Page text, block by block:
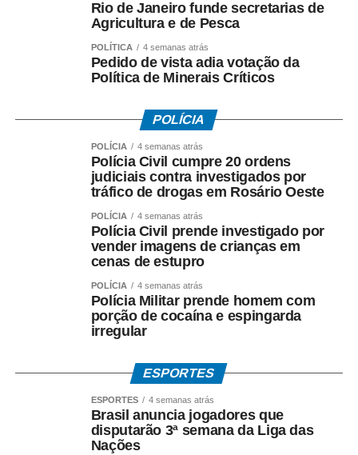
stories da Prefeitura a partir das 0h de sexta-feira (12),
quando será aberta a votação.
3. A votação será encerrada às 16h de sexta-feira (12),
nos stories da Prefeitura.
4. O vídeo com o maior número de curtidas nos stories
será declarado vencedor.
5. O resultado será divulgado após o encerramento da
Prefeitura de Cuiabá – MT
COMENTE ABAIXO:
WhatsApp
Facebook
Twitter
Messenger
LinkedIn
Share
Rio de Janeiro funde secretarias de
Agricultura e de Pesca
POLÍTICA 4 semanas atrás
Pedido de vista adia votação da
Política de Minerais Críticos
POLÍCIA
POLÍCIA 4 semanas atrás
Polícia Civil cumpre 20 ordens
judiciais contra investigados por
tráfico de drogas em Rosário Oeste
POLÍCIA 4 semanas atrás
Polícia Civil prende investigado por
vender imagens de crianças em
cenas de estupro
POLÍCIA 4 semanas atrás
Polícia Militar prende homem com
porção de cocaína e espingarda
irregular
ESPORTES
ESPORTES 4 semanas atrás
Brasil anuncia jogadores que
disputarão 3ª semana da Liga das
Nações